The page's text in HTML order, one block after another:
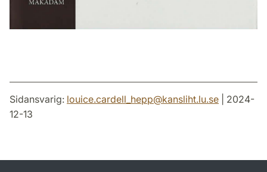
Sidansvarig: louice.cardell_hepp@kansliht.lu.se | 2024-
12-13